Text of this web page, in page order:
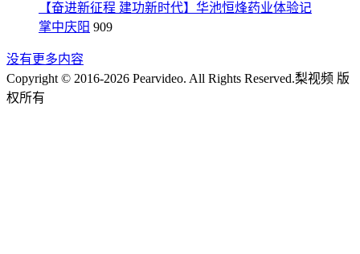
【奋进新征程 建功新时代】华池恒烽药业体验记
掌中庆阳 909
没有更多内容
Copyright © 2016-2026 Pearvideo. All Rights Reserved.梨视频 版
权所有